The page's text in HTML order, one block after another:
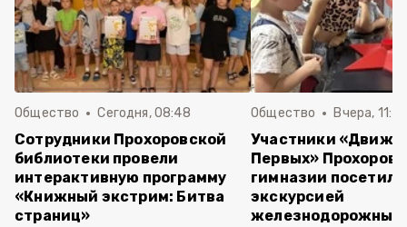
Общество Сегодня, 08:48
Сотрудники Прохоровской
библиотеки провели
интерактивную программу
«Книжный экстрим: Битва
страниц»
Общество Вчера,
Участники
Первых»
гимназии
экскурсией
железнодорожный